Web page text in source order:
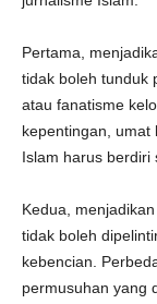
Pertama,
tidak boleh tunduk
atau fanatisme
kepentingan, umat
Islam harus berdiri
Kedua,
tidak boleh
kebencian.
permusuhan yang